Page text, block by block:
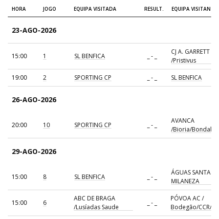
14-
SET-24
16:00 17 VITÓRIA SC
27 -
41
SL BENFICA
14-
SET-24
26
14-
SET-24
36 -
31
NAZARÉ D.
AC
14-
SET-24
24 -
ÁGUAS
SET-24
17:00 21
MADEIRA
ANDEBOL, SAD
24
BODEGÃO /
GRUPO CCR
JORNADA 4
22-
22 SPORTING CP
22
SL BENFICA
20-
24
23
AVANCA / BIORIA /
BONDALTI
24 -
CF OS
HORA JOGO EQUIPA VISITADA RESULT. EQUIPA VISITANTE
23-AGO-2026
15:00 1 SL BENFICA _ - _
CJ A. GARRETT
/Pristivus
19:00 2 SPORTING CP _ - _ SL BENFICA
26-AGO-2026
20:00 10 SPORTING CP _ - _
AVANCA
/Bioria/Bondalti
29-AGO-2026
15:00 8 SL BENFICA _ - _
ÁGUAS SANTAS
MILANEZA
15:00 6
ABC DE BRAGA
/Lusíadas Saude
_ - _
PÓVOA AC /
Bodegão/CCR/